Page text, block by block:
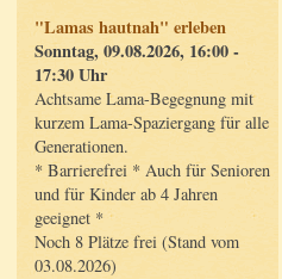
"Lamas hautnah" erleben
Sonntag, 09.08.2026, 16:00 -
17:30 Uhr
Achtsame Lama-Begegnung mit
kurzem Lama-Spaziergang für alle
Generationen.
* Barrierefrei * Auch für Senioren
und für Kinder ab 4 Jahren
geeignet *
Noch 8 Plätze frei (Stand vom
03.08.2026)